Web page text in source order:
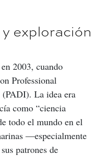
exploración
2003, cuando
Professional
La idea era
como “ciencia
todo el mundo en el
—especialmente
patrones de